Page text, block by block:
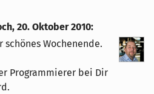
20. Oktober 2010:
schönes Wochenende.
Programmierer bei Dir